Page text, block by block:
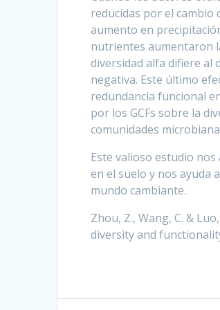
reducidas por el
aumento en
nutrientes aumentaron
diversidad alfa difiere al
negativa. Este último
redundancia funcional
por los GCFs sobre la
comunidades
Este valioso estudio
en el suelo y nos ayuda
mundo cambiante.
Zhou, Z., Wang, C. &
diversity and